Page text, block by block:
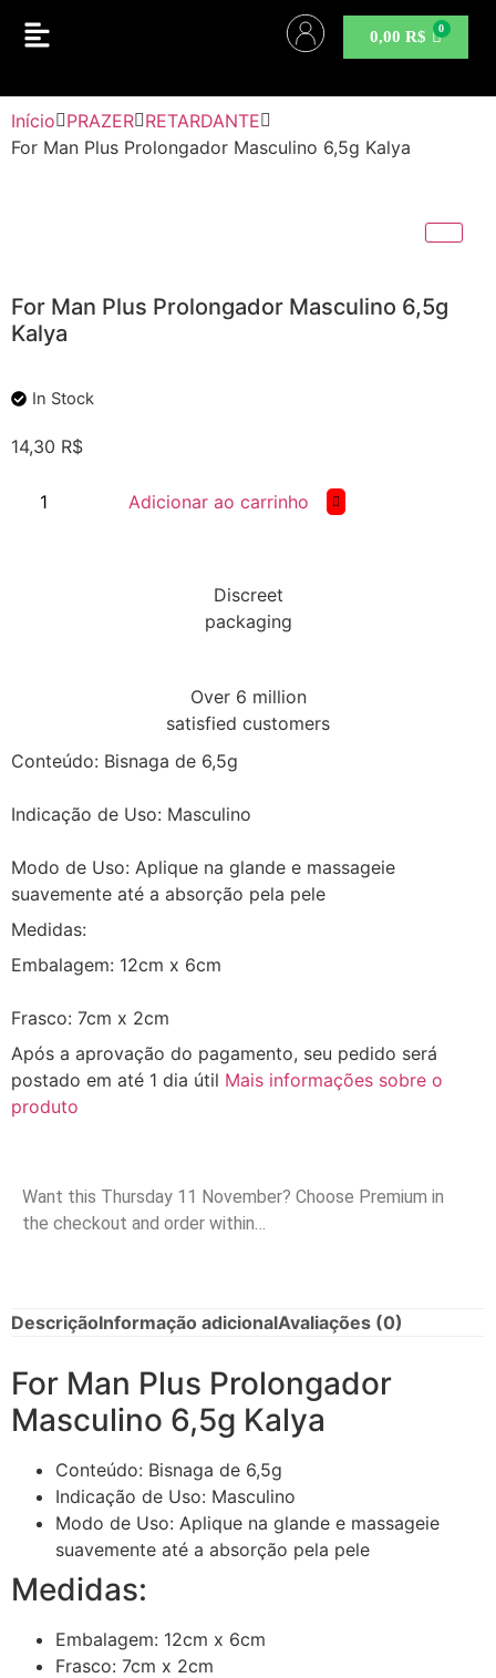
0,00R$
Início PRAZER RETARDANTE
For Man Plus Prolongador Masculino 6,5g Kalya
For Man Plus Prolongador Masculino 6,5g
Kalya
In Stock
14,30 R$
Adicionar ao carrinho
Discreet
packaging
Over 6 million
satisfied customers
Conteúdo: Bisnaga de 6,5g
Indicação de Uso: Masculino
Modo de Uso: Aplique na glande e massageie
suavemente até a absorção pela pele
Medidas:
Embalagem: 12cm x 6cm
Frasco: 7cm x 2cm
Após a aprovação do pagamento, seu pedido será
postado em até 1 dia útil Mais informações sobre o
produto
Want this Thursday 11 November? Choose Premium in
the checkout and order within…
DescriçãoInformação adicionalAvaliações (0)
For Man Plus Prolongador
Masculino 6,5g Kalya
Conteúdo: Bisnaga de 6,5g
Indicação de Uso: Masculino
Modo de Uso: Aplique na glande e massageie
suavemente até a absorção pela pele
Medidas:
Embalagem: 12cm x 6cm
Frasco: 7cm x 2cm